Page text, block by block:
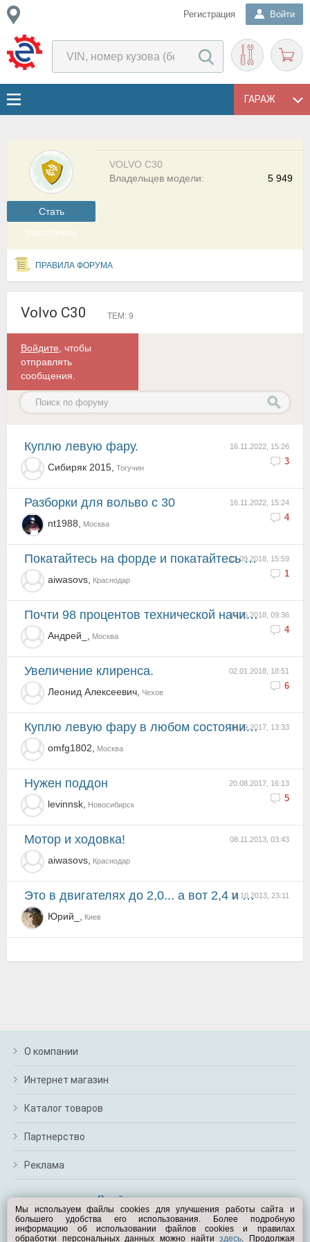
Регистрация Войти
ГАРАЖ
Cтать
участником
VOLVO C30
5 949
Владельцев модели:
ПРАВИЛА ФОРУМА
Volvo C30 ТЕМ: 9
Войдите , чтобы
отправлять
сообщения.
16.11.2022, 15:26
3
Куплю левую фару.
Сибиряк 2015, Тогучин
16.11.2022, 15:24
4
разборки для вольво с 30
nt1988, Москва
13.09.2018, 15:59
1
Покатайтесь на форде и покатайтесь на вольво и все поймете. да ходовка и мотор от форда, но комфорт ...
aiwasovs, Краснодар
30.05.2018, 09:36
4
Почти 98 процентов технической начинки от форда фокуса 2
Андрей_, Москва
02.01.2018, 18:51
6
Увеличение клиренса.
Леонид Aлексеевич, Чехов
08.09.2017, 13:33
Куплю левую фару в любом состоянии, главное целое стекло
omfg1802, Москва
20.08.2017, 16:13
5
Нужен поддон
levinnsk, Новосибирск
08.11.2013, 03:43
Мотор и ходовка!
aiwasovs, Краснодар
11.10.2013, 23:11
это в двигателях до 2,0... а вот 2,4 и 2,5 это вольво
Юрий_, Киев
О компании
Интернет магазин
Каталог товаров
Партнерство
Реклама
Перейти на полную версию
Вам помочь?
Мы используем файлы cookies для улучшения работы сайта и
большего удобства его использования. Более подробную
информацию об использовании файлов cookies и правилах
обработки персональных данных можно найтиздесь. Продолжая